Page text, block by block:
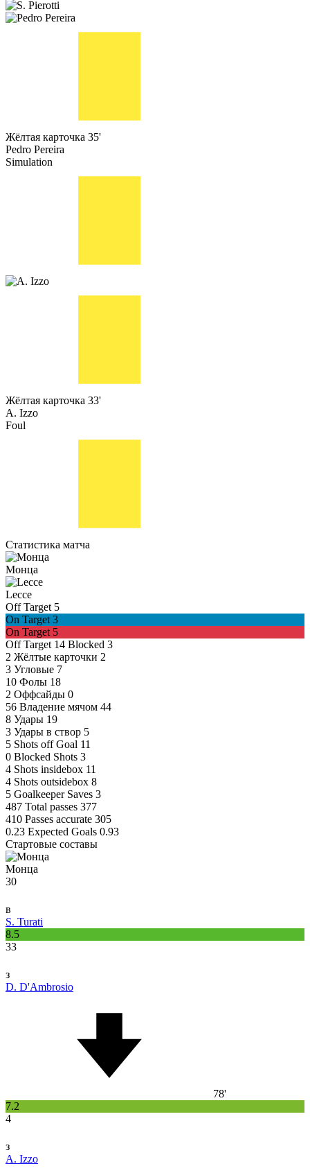
Жёлтая карточка 35'
Pedro Pereira
Simulation
Жёлтая карточка 33'
A. Izzo
Foul
Статистика матча
Монца
Lecce
Off Target 5
On Target 3
On Target 5
Off Target 14 Blocked 3
2 Жёлтые карточки 2
3 Угловые 7
10 Фолы 18
2 Оффсайды 0
56 Владение мячом 44
8 Удары 19
3 Удары в створ 5
5 Shots off Goal 11
0 Blocked Shots 3
4 Shots insidebox 11
4 Shots outsidebox 8
5 Goalkeeper Saves 3
487 Total passes 377
410 Passes accurate 305
0.23 Expected Goals 0.93
Стартовые составы
Монца
30
в
S. Turati
8.5
33
з
D. D'Ambrosio
78'
7.2
4
з
A. Izzo